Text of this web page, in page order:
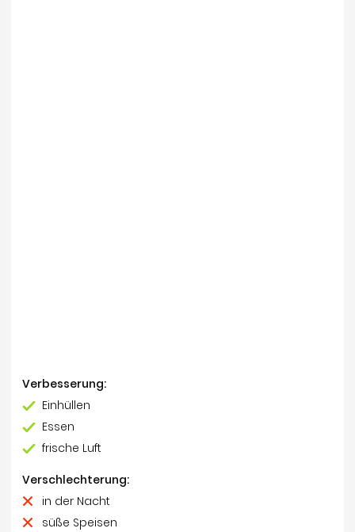
Verbesserung:
Einhüllen
Essen
frische Luft
Verschlechterung:
in der Nacht
süße Speisen